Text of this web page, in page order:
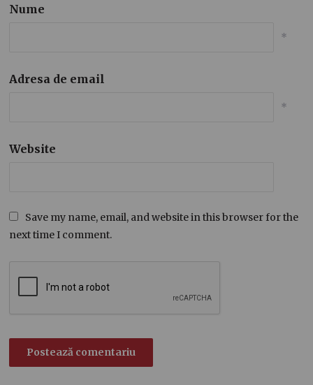
Nume
*
Adresa de email
*
Website
Save my name, email, and website in this browser for the
next time I comment.